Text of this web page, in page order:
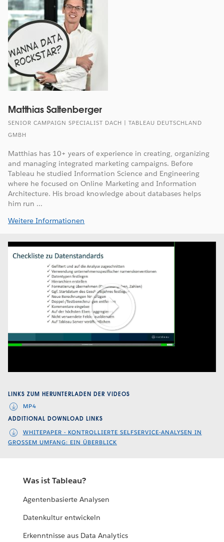
Matthias Saltenberger
SENIOR CAMPAIGN SPECIALIST DACH | TABLEAU DEUTSCHLAND
GMBH
Matthias has 10+ years of experience in creating, organizing
and managing integrated marketing campaigns. Before
Tableau he studied Information Science and Engineering
where he focused on Online Marketing and Information
Architecture. His broad knowledge about databases helps
him run ...
Weitere Informationen
Play
Video
LINKS ZUM HERUNTERLADEN DER VIDEOS
MP4
ADDITIONAL DOWNLOAD LINKS
WHITEPAPER - KONTROLLIERTE SELFSERVICE-ANALYSEN IN
GROSSEM UMFANG: EIN ÜBERBLICK
Was ist Tableau?
Agentenbasierte Analysen
Datenkultur entwickeln
Erkenntnisse aus Data Analytics